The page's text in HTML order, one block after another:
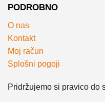
PODROBNO
O nas
Kontakt
Moj račun
Splošni pogoji
Pridržujemo si pravico do